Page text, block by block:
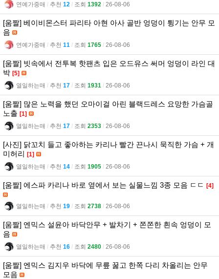
연예가중매 l 추천 12 l 조회 1392 l 26-08-06
[움짤] 베이비몬스터 파리타 아현 아사 골반 엉덩이 튕기는 안무 모
음
연예가중매 l 추천 11 l 조회 1765 l 26-08-06
[움짤] 빗속에서 전투복 핫팬츠 입은 오드유스 써머 엉덩이 라인 대
박 [5]
열일하는매 l 추천 17 l 조회 1931 l 26-08-06
[움짤] 많은 노력을 했던 오마이걸 아린 블랙드레스 요망한 가슴골
노출 [1]
열일하는매 l 추천 17 l 조회 2353 l 26-08-06
[사진] 닭꼬치 들고 좋아하는 카리나 빨간 끈나시 묵직한 가슴 + 개
미허리 [1]
열일하는매 l 추천 14 l 조회 1905 l 26-08-06
[움짤] 에스파 카리나 바로 옆에서 보는 실물느낌 3종 모음 ㄷㄷ [4]
열일하는매 l 추천 19 l 조회 2738 l 26-08-06
[움짤] 엔믹스 설윤아 바닥안무 + 발차기 + 쫀쫀한 흰속 엉덩이 모
음
열일하는매 l 추천 16 l 조회 2480 l 26-08-06
[움짤] 엔믹스 김지우 바닥에 무릎 꿇고 한쪽 다리 차올리는 안무
모음